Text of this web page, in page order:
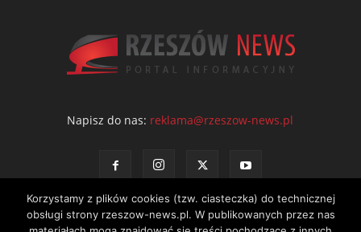
Napisz do nas: reklama@rzeszow-news.pl
Korzystamy z plików cookies (tzw. ciasteczka) do technicznej
obsługi strony rzeszow-news.pl. W publikowanych przez nas